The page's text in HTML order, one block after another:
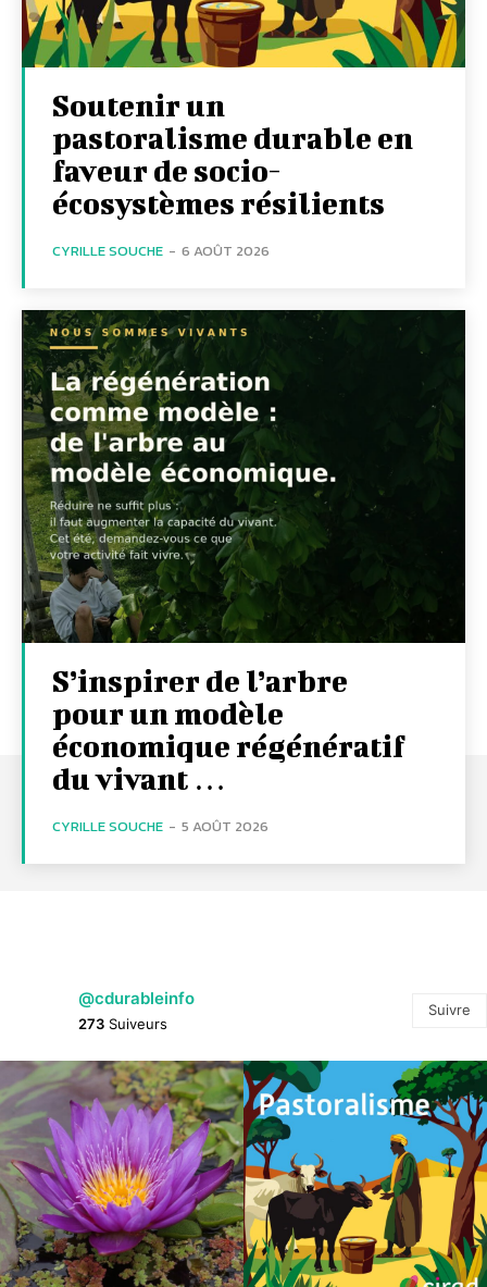
Soutenir un
pastoralisme durable en
faveur de socio-
écosystèmes résilients
CYRILLE SOUCHE - 6 AOÛT 2026
S’inspirer de l’arbre
pour un modèle
économique régénératif
du vivant …
CYRILLE SOUCHE - 5 AOÛT 2026
@cdurableinfo
273 Suiveurs
Suivre